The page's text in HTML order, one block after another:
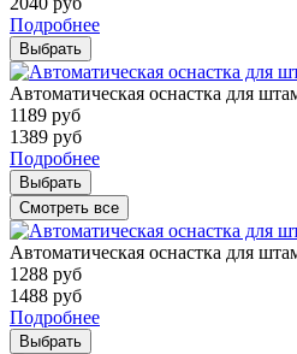
Подробнее
Выбрать
Автоматическая оснастка для
1189 руб
1389 руб
Подробнее
Выбрать
Смотреть все
Автоматическая оснастка для
1288 руб
1488 руб
Подробнее
Выбрать